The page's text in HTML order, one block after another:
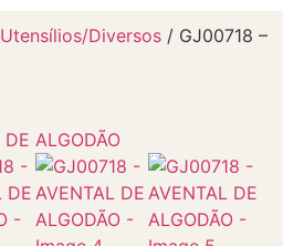
Utensílios/Diversos / GJ00718 –